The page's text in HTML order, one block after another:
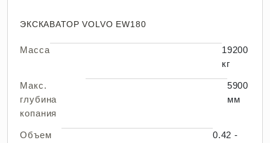
ЭКСКАВАТОР VOLVO EW180
Масса
19200
кг
Макс.
глубина
копания
5900
мм
Объем
0.42 -